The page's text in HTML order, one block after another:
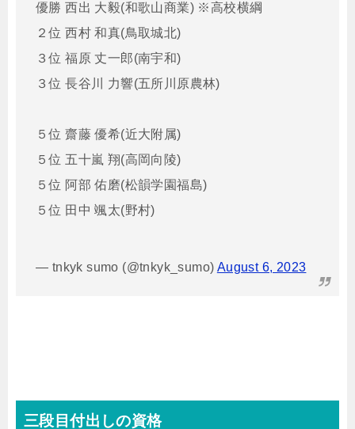
優勝 西出 大毅(和歌山商業) ※高校横綱
２位 西村 和真(鳥取城北)
３位 福原 丈一郎(南宇和)
３位 長谷川 力響(五所川原農林)
５位 齋藤 優希(近大附属)
５位 五十嵐 翔(高岡向陵)
５位 阿部 佑磨(松韻学園福島)
５位 田中 颯太(野村)
— tnkyk sumo (@tnkyk_sumo) August 6, 2023
三段目付出しの資格